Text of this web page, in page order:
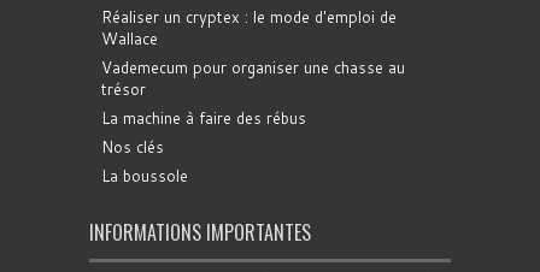
Réaliser un cryptex : le mode d'emploi de
Wallace
Vademecum pour organiser une chasse au
trésor
La machine à faire des rébus
Nos clés
La boussole
INFORMATIONS IMPORTANTES